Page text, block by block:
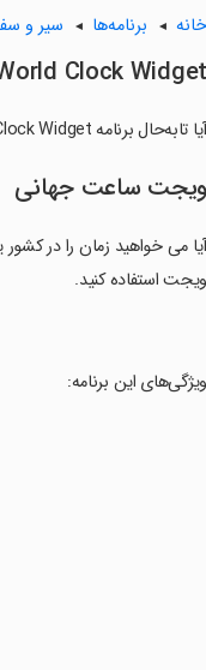
خانه برنامه‌ها سیر و
Clock Widget
آیا تابه‌حال برنامه World Clock Widget را امتحان کرده‌اید؟ این برنامه با امکانات کاربردی و ویژگی‌هایی خاص، تجربه‌ای متفاوت را برای شما رقم می‌زند.
ویجت ساعت جهانی
آیا می خواهید زمان را در
ویجت استفاده کنید.
‏ویژگی‌های این برنامه: